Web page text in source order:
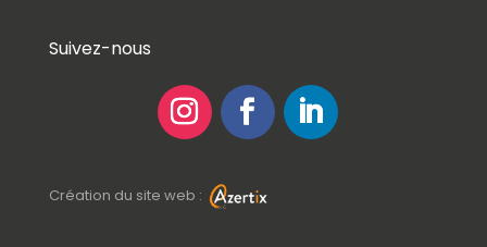
Suivez-nous
Création du site web :